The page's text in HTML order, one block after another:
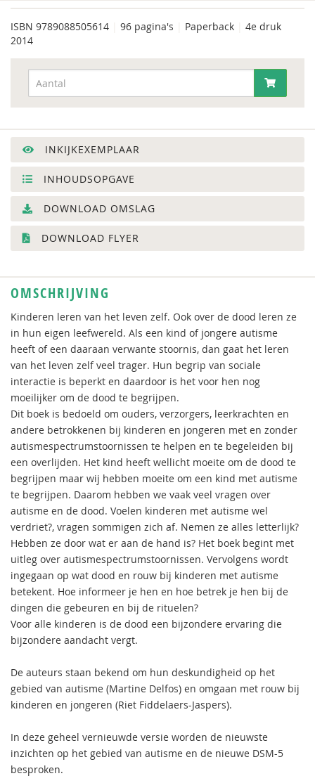
ISBN 9789088505614 96 pagina's Paperback
4e druk
2014
INKIJKEXEMPLAAR
INHOUDSOPGAVE
DOWNLOAD OMSLAG
DOWNLOAD FLYER
OMSCHRIJVING
Kinderen leren van het leven zelf. Ook over de dood leren ze
in hun eigen leefwereld. Als een kind of jongere autisme
heeft of een daaraan verwante stoornis, dan gaat het leren
van het leven zelf veel trager. Hun begrip van sociale
interactie is beperkt en daardoor is het voor hen nog
moeilijker om de dood te begrijpen.
Dit boek is bedoeld om ouders, verzorgers, leerkrachten en
andere betrokkenen bij kinderen en jongeren met en zonder
autismespectrumstoornissen te helpen en te begeleiden bij
een overlijden. Het kind heeft wellicht moeite om de dood te
begrijpen maar wij hebben moeite om een kind met autisme
te begrijpen. Daarom hebben we vaak veel vragen over
autisme en de dood. Voelen kinderen met autisme wel
verdriet?, vragen sommigen zich af. Nemen ze alles letterlijk?
Hebben ze door wat er aan de hand is? Het boek begint met
uitleg over autismespectrumstoornissen. Vervolgens wordt
ingegaan op wat dood en rouw bij kinderen met autisme
betekent. Hoe informeer je hen en hoe betrek je hen bij de
dingen die gebeuren en bij de rituelen?
Voor alle kinderen is de dood een bijzondere ervaring die
bijzondere aandacht vergt.
De auteurs staan bekend om hun deskundigheid op het
gebied van autisme (Martine Delfos) en omgaan met rouw bij
kinderen en jongeren (Riet Fiddelaers-Jaspers).
In deze geheel vernieuwde versie worden de nieuwste
inzichten op het gebied van autisme en de nieuwe DSM-5
besproken.